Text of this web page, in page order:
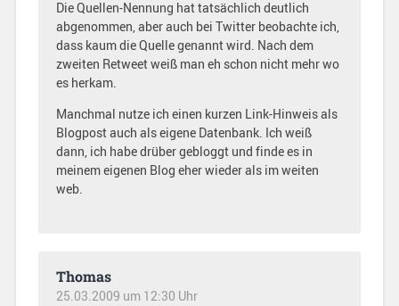
Die Quellen-Nennung hat tatsächlich deutlich
abgenommen, aber auch bei Twitter beobachte ich,
dass kaum die Quelle genannt wird. Nach dem
zweiten Retweet weiß man eh schon nicht mehr wo
es herkam.
Manchmal nutze ich einen kurzen Link-Hinweis als
Blogpost auch als eigene Datenbank. Ich weiß
dann, ich habe drüber gebloggt und finde es in
meinem eigenen Blog eher wieder als im weiten
web.
Thomas
25.03.2009 um 12:30 Uhr